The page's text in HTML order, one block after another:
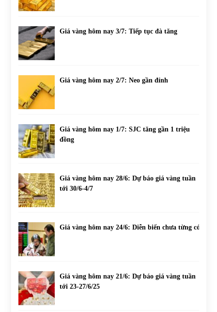
Giá vàng hôm nay 3/7: Tiếp tục đà tăng
Giá vàng hôm nay 2/7: Neo gần đỉnh
Giá vàng hôm nay 1/7: SJC tăng gần 1 triệu
đồng
Giá vàng hôm nay 28/6: Dự báo giá vàng tuần
tới 30/6-4/7
Giá vàng hôm nay 24/6: Diễn biến chưa từng có
Giá vàng hôm nay 21/6: Dự báo giá vàng tuần
tới 23-27/6/25